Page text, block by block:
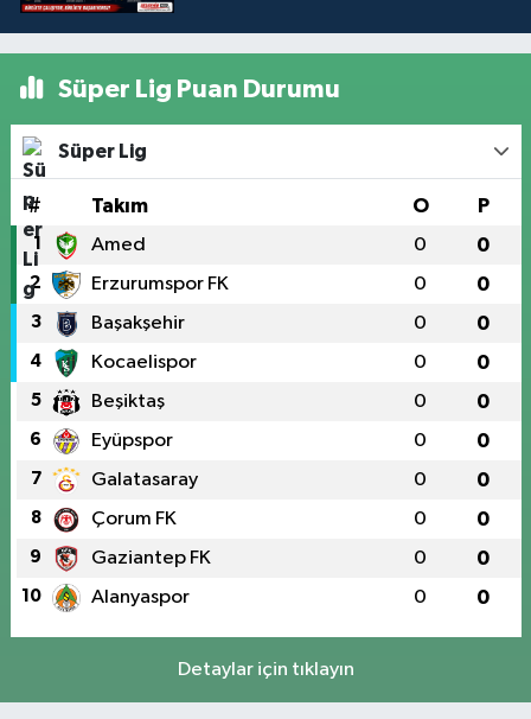
Süper Lig Puan Durumu
Süper Lig
# Takım O P
1 Amed 0 0
2 Erzurumspor FK 0 0
3 Başakşehir 0 0
4 Kocaelispor 0 0
5 Beşiktaş 0 0
6 Eyüpspor 0 0
7 Galatasaray 0 0
8 Çorum FK 0 0
9 Gaziantep FK 0 0
10 Alanyaspor 0 0
Detaylar için tıklayın